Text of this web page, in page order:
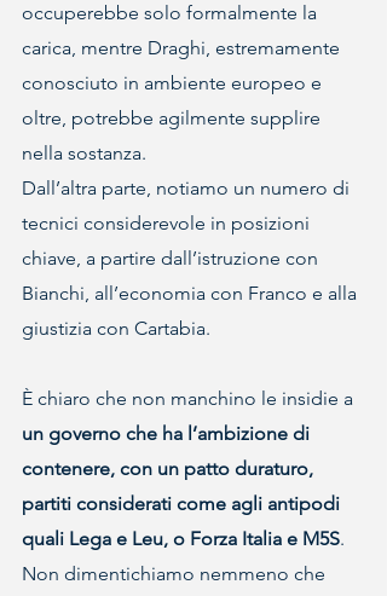
occuperebbe solo formalmente la
carica, mentre Draghi, estremamente
conosciuto in ambiente europeo e
oltre, potrebbe agilmente supplire
nella sostanza.
Dall’altra parte, notiamo un numero di
tecnici considerevole in posizioni
chiave, a partire dall’istruzione con
Bianchi, all’economia con Franco e alla
giustizia con Cartabia.
È chiaro che non manchino le insidie a
un governo che ha l’ambizione di
contenere, con un patto duraturo,
partiti considerati come agli antipodi
quali Lega e Leu, o Forza Italia e M5S.
Non dimentichiamo nemmeno che